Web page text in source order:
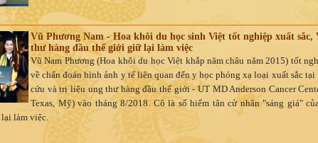
Vũ Phương Nam - Hoa khôi du học sinh Việt tốt nghiệp xuất sắc,
thư hàng đầu thế giới giữ lại làm việc
Vũ Nam Phương (Hoa khôi du học Việt khắp năm châu năm 2015) tốt
về chẩn đoán hình ảnh y tế liên quan đến y học phóng xạ loại xuất sắc tại
cứu và trị liệu ung thư hàng đầu thế giới - UT MD Anderson Cancer
Texas, Mỹ) vào tháng 8/2018. Cô là số hiếm tân cử nhân "sáng giá"
làm việc.